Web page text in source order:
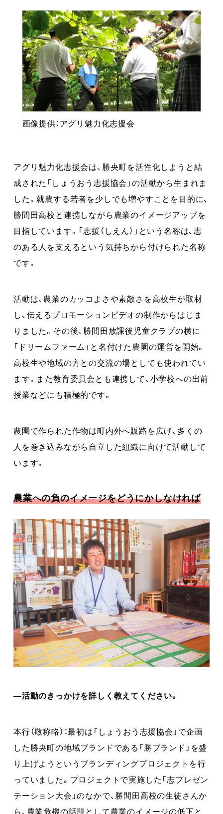
画像提供：アグリ魅力化志援会
アグリ魅力化志援会は、勝央町を活性化しようと結
成された「しょうおう志援協会」の活動から生まれま
した。就農する若者を少しでも増やすことを目的に、
勝間田高校と連携しながら農業のイメージアップを
目指しています。「志援（しえん）」という名称は、志
のある人を支えるという気持ちから付けられた名称
です。
活動は、農業のカッコよさや素敵さを高校生が取材
し、伝えるプロモーションビデオの制作からはじま
りました。その後、勝間田放課後児童クラブの横に
「ドリームファーム」と名付けた農園の運営を開始。
高校生や地域の方との交流の場としても使われてい
ます。また教育委員会とも連携して、小学校への出前
授業などにも積極的です。
農園で作られた作物は町内外へ販路を広げ、多くの
人を巻き込みながら自立した組織に向けて活動して
います。
農業への負のイメージをどうにかしなければ
―活動のきっかけを詳しく教えてください。
本行（敬称略）：最初は「しょうおう志援協会」で企画
した勝央町の地域ブランドである「勝ブランド」を盛
り上げようというブランディングプロジェクトを行
っていました。プロジェクトで実施した「志プレゼン
テーション大会」のなかで、勝間田高校の生徒さんか
ら、農業危機の話題として農業のイメージの低下と